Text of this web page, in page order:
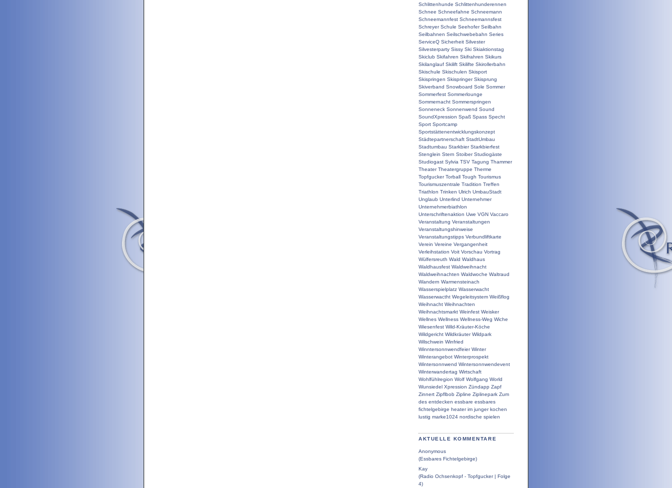
Schlittenhunde Schlittenhunderennen
Schnee Schneefahne Schneemann
Schneemannfest Schneemannsfest
Schreyer Schule Seehofer Seilbahn
Seilbahnen Seilschwebebahn Series
ServiceQ Sicherheit Silvester
Silvesterparty Sissy Ski Skiaktionstag
Skiclub Skifahren Skifrahren Skikurs
Skilanglauf Skilift Skilifte Skirollerbahn
Skischule Skischulen Skisport
Skispringen Skispringer Skisprung
Skiverband Snowboard Sole Sommer
Sommerfest Sommerlounge
Sommernacht Sommerspringen
Sonneneck Sonnenwend Sound
SoundXpression Spaß Spass Specht
Sport Sportcamp
Sportstättenentwicklungskonzept
Städtepartnerschaft StadtUmbau
Stadtumbau Starkbier Starkbierfest
Stenglein Stern Stoiber Studiogäste
Studiogast Sylvia TSV Tagung Thammer
Theater Theatergruppe Therme
Topfgucker Torball Tough Tourismus
Tourismuszentrale Tradition Treffen
Triathlon Trinken Ulrich UmbauStadt
Unglaub Unterlind Unternehmer
Unternehmerbiathlon
Unterschriftenaktion Uwe VGN Vaccaro
Veranstaltung Veranstaltungen
Veranstaltungshinweise
Veranstaltungstipps Verbundliftkarte
Verein Vereine Vergangenheit
Verleihstation Voit Vorschau Vortrag
Wülfersreuth Wald Waldhaus
Waldhausfest Waldweihnacht
Waldweihnachten Waldwoche Waltraud
Wandern Warmensteinach
Wasserspielplatz Wasserwacht
Wasserwactht Wegeleitsystem Weißflog
Weihnacht Weihnachten
Weihnachtsmarkt Weinfest Weisker
Wellnes Wellness Wellness-Weg Wiche
Wiesenfest Wild-Kräuter-Köche
Wildgericht Wildkräuter Wildpark
Wilschwein Winfried
Winntersonnwendfeier Winter
Winterangebot Winterprospekt
Wintersonnwend Wintersonnwendevent
Winterwandertag Wirtschaft
Wohlfühlregion Wolf Wolfgang World
Wunsiedel Xpression Zündapp Zapf
Zinnert Zipflbob Zipline Ziplinepark Zum
des entdecken essbare essbares
fichtelgebirge heater im junger kochen
lustig marke1024 nordische spielen
AKTUELLE KOMMENTARE
Anonymous
(Essbares Fichtelgebirge)
Kay
(Radio Ochsenkopf - Topfgucker | Folge
4)